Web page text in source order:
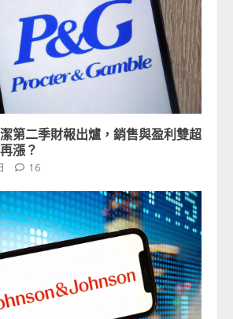
潔第二季財報出爐，銷售與盈利雙超
漲？
16